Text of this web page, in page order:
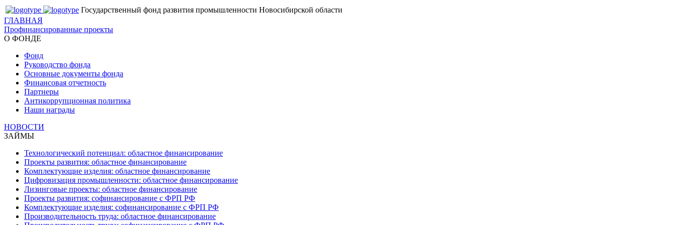
Государственный фонд развития промышленности Новосибирской области
ГЛАВНАЯ
Профинансированные проекты
О ФОНДЕ
Фонд
Руководство фонда
Основные документы фонда
Финансовая отчетность
Партнеры
Антикоррупционная политика
Наши награды
НОВОСТИ
ЗАЙМЫ
Технологический потенциал: областное финансирование
Проекты развития: областное финансирование
Комплектующие изделия: областное финансирование
Цифровизация промышленности: областное финансирование
Лизинговые проекты: областное финансирование
Проекты развития: софинансирование с ФРП РФ
Комплектующие изделия: софинансирование с ФРП РФ
Производительность труда: областное финансирование